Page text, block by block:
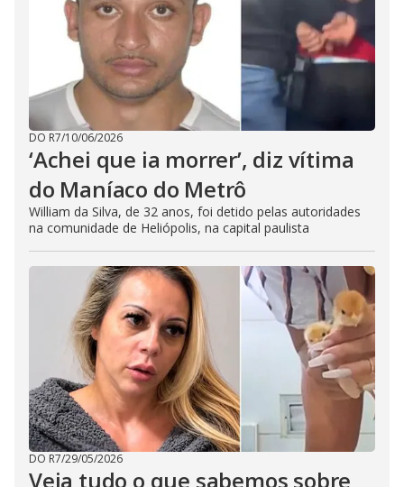
DO R7/10/06/2026
‘Achei que ia morrer’, diz vítima
do Maníaco do Metrô
William da Silva, de 32 anos, foi detido pelas autoridades
na comunidade de Heliópolis, na capital paulista
DO R7/29/05/2026
Veja tudo o que sabemos sobre